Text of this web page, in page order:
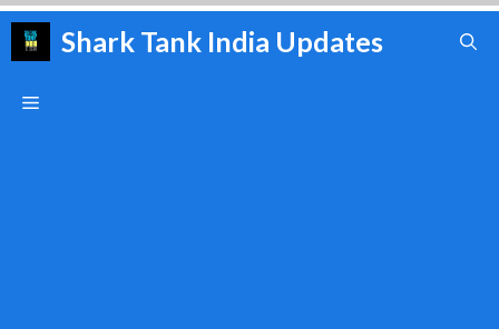
Skip
Shark Tank India Updates
Menu